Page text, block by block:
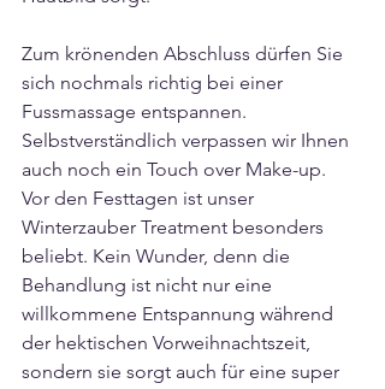
Zum krönenden Abschluss dürfen Sie
sich nochmals richtig bei einer
Fussmassage entspannen.
Selbstverständlich verpassen wir Ihnen
auch noch ein Touch over Make-up.
Vor den Festtagen ist unser
Winterzauber Treatment besonders
beliebt. Kein Wunder, denn die
Behandlung ist nicht nur eine
willkommene Entspannung während
der hektischen Vorweihnachtszeit,
sondern sie sorgt auch für eine super